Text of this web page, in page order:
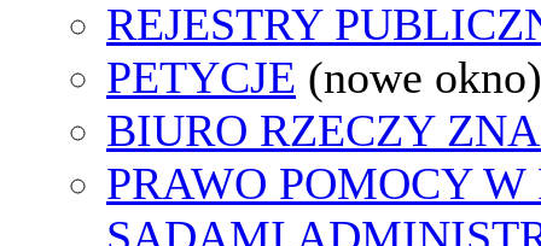
REJESTRY
PETYCJE (nowe okno)
BIURO RZECZY
PRAWO POMOCY